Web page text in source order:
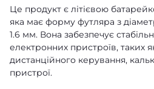
Це продукт є літієвою
яка має форму футляра з
1.6 мм. Вона забезпечує
електронних пристроїв, таких
дистанційного керування,
пристрої.